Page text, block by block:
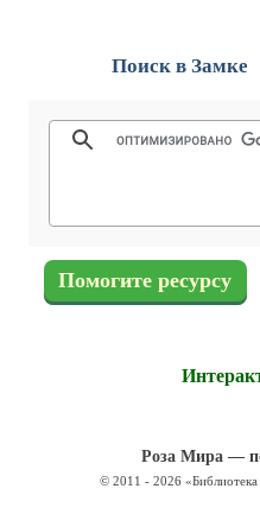
Поиск в Замке
© 2011 - 2026
Роза Мира —
Помогите ресурсу